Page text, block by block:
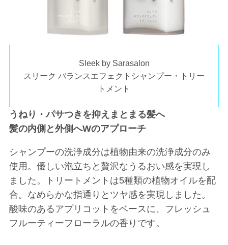
Sleek by Sarasalon
スリーク バランスエフェクトシャンプー・トリー
トメント
うねり・パサつきを抑えまとまる髪へ
髪の内側と外側へWのアプローチ
シャンプーの洗浄成分は植物由来の洗浄成分のみ
使用。優しい泡立ちと贅沢なうるおい感を実現し
ました。トリートメントは5種類の植物オイルを配
合。なめらかな指通りとツヤ感を実現しました。
酸味のあるアプリコットをベースに、フレッシュ
フルーティーフローラルの香りです。